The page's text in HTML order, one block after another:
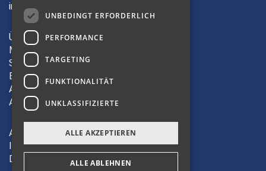
info(at)bibliosuisse.ch
Über uns
Mitglieder
Sektionen
Bildung
Aktivitäten
Angebote
AGB
Impressum
Datenschutz
UNBEDINGT ERFORDERLICH
PERFORMANCE
TARGETING
FUNKTIONALITÄT
UNKLASSIFIZIERTE
ALLE AKZEPTIEREN
ALLE ABLEHNEN